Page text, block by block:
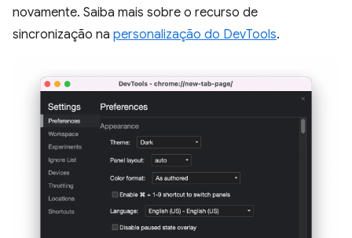
novamente. Saiba mais sobre o recurso de
sincronização na personalização do DevTools.